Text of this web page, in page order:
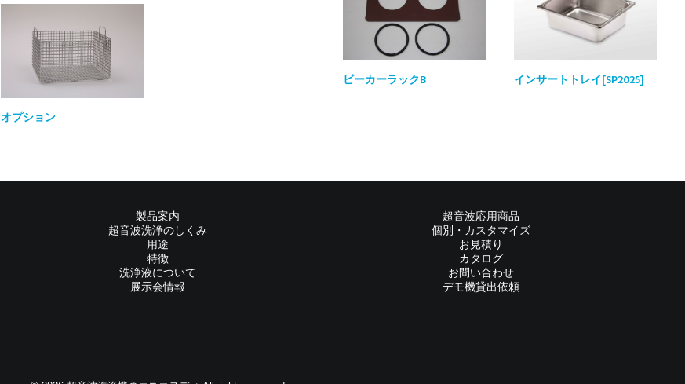
ビーカーラックB
インサートトレイ[SP2025]
オプション
製品案内
超音波洗浄のしくみ
用途
特徴
洗浄液について
展示会情報
超音波応用商品
個別・カスタマイズ
お見積り
カタログ
お問い合わせ
デモ機貸出依頼